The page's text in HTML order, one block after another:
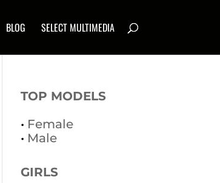
BLOG SELECT MULTIMEDIA
TOP MODELS
• Female
• Male
GIRLS